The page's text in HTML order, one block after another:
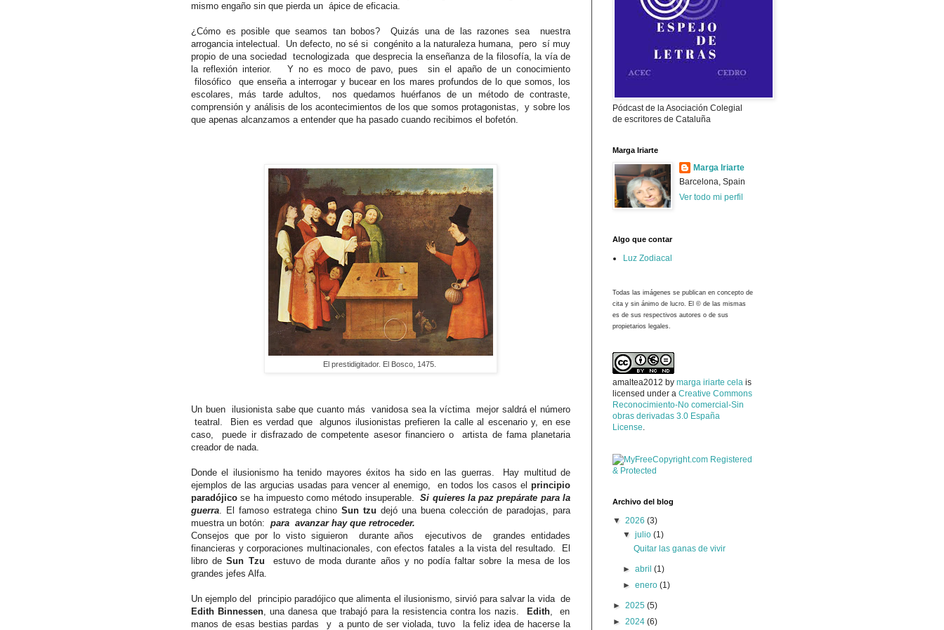
mismo engaño sin que pierda un ápice de eficacia.
¿Cómo es posible que seamos tan bobos? Quizás una de las razones sea
nuestra
arrogancia intelectual.
Un defecto, no sé si congénito a la naturaleza humana, pero sí muy
propio de una sociedad tecnologizada que desprecia la enseñanza de la filosofía, la vía de
la reflexión interior.
Y no es moco de pavo, pues
sin el apaño de un conocimiento
filosófico que enseña a interrogar y bucear en los mares profundos de lo que somos, los
escolares, más tarde adultos,
nos quedamos huérfanos de un método de contraste,
comprensión y análisis de los acontecimientos de los que somos protagonistas, y sobre los
que apenas alcanzamos a entender que ha pasado cuando recibimos el bofetón.
El prestidigitador. El Bosco, 1475.
Un buen ilusionista sabe que cuanto más vanidosa sea la víctima
mejor saldrá el número
teatral.
Bien es verdad que
algunos ilusionistas prefieren la calle al escenario y, en ese
caso,
puede ir disfrazado de competente asesor financiero o artista de fama planetaria
creador de nada.
Donde el ilusionismo ha tenido mayores éxitos ha sido en las guerras.
Hay multitud de
ejemplos de las argucias usadas para vencer al enemigo,
en todos los casos el principio
paradójico se ha impuesto como método insuperable.Si quieres la paz prepárate para la
guerra . El famoso estratega chino Sun tzu dejó una buena colección de paradojas, para
muestra un botón: para avanzar hay que retroceder.
Consejos que por lo visto siguieron
durante años ejecutivos de
grandes entidades
financieras y corporaciones multinacionales, con efectos fatales a la vista del resultado.
El
libro deSun Tzu estuvo de moda durante años y no podía faltar sobre la mesa de los
grandes jefes Alfa.
Un ejemplo del principio paradójico que alimenta el ilusionismo, sirvió para salvar la vida de
Edith Binnessen , una danesa que trabajó para la resistencia contra los nazis. Edith, en
manos de esas bestias pardas
y a punto de ser violada, tuvo
la feliz idea de hacerse la
Pódcast de la Asociación Colegial
de escritores de Cataluña
Marga Iriarte
Marga Iriarte
Barcelona, Spain
Ver todo mi perfil
Algo que contar
Luz Zodiacal
Todas las imágenes se publican en concepto de
cita y sin ánimo de lucro. El © de las mismas
es de sus respectivos autores o de sus
propietarios legales.
amaltea2012 by marga iriarte cela is
licensed under a Creative Commons
Reconocimiento-No comercial-Sin
obras derivadas 3.0 España
License.
Archivo del blog
▼ 2026 (3)
▼julio(1)
Quitar las ganas de vivir
►abril(1)
►enero(1)
► 2025 (5)
► 2024 (6)